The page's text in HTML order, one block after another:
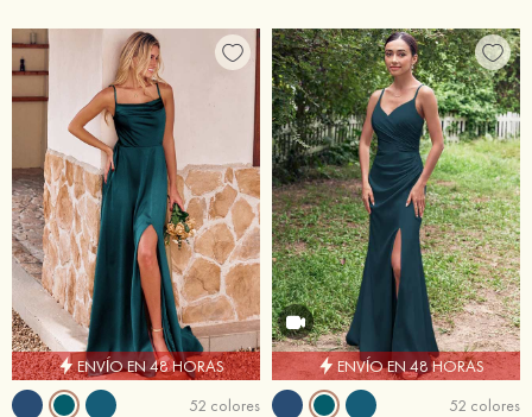
ENVÍO EN 48 HORAS
52 colores
ENVÍO EN 48 HORAS
52 colores